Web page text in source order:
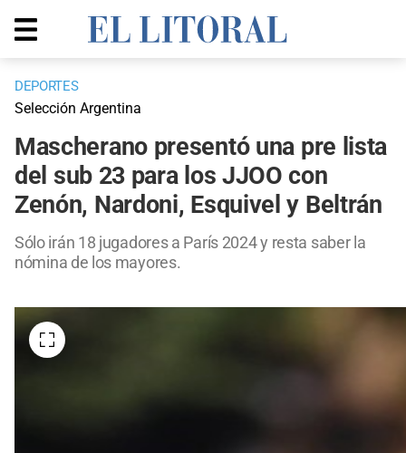
DEPORTES
Selección Argentina
Mascherano presentó una pre lista
del sub 23 para los JJOO con
Zenón, Nardoni, Esquivel y Beltrán
Sólo irán 18 jugadores a París 2024 y resta saber la
nómina de los mayores.